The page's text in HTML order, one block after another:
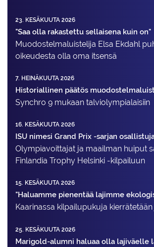
23. KESÄKUUTA 2026
"Saa olla rakastettu sellaisena kuin on"
Muodostelma­luistelija Elsa Ekdahl
oikeudesta olla oma itsensä
7. HEINÄKUUTA 2026
Historiallinen päätös
Synchro 9 mukaan talviolympialaisiin
16. KESÄKUUTA 2026
ISU nimesi Grand Prix -sarjan
Olympiavoittajat ja maailman huiput
Finlandia Trophy Helsinki -kilpailuun
15. KESÄKUUTA 2026
"Haluamme pienentää lajimme
Kaarinassa kilpailupukuja
25. KESÄKUUTA 2026
Marigold-alumni haluaa olla lajiväelle